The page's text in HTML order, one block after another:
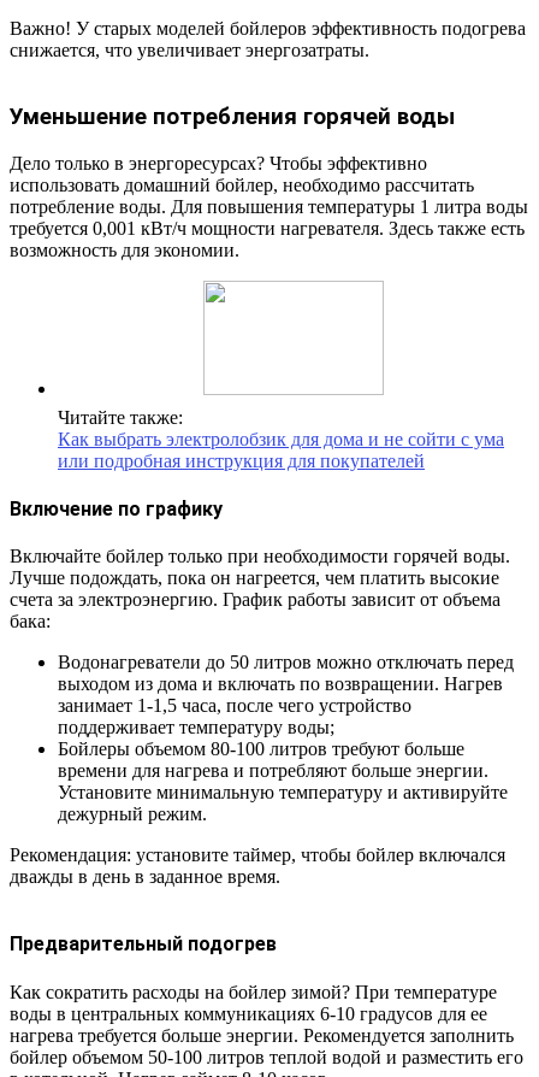
Важно! У старых моделей бойлеров эффективность подогрева
снижается, что увеличивает энергозатраты.
Уменьшение потребления горячей воды
Дело только в энергоресурсах? Чтобы эффективно
использовать домашний бойлер, необходимо рассчитать
потребление воды. Для повышения температуры 1 литра воды
требуется 0,001 кВт/ч мощности нагревателя. Здесь также есть
возможность для экономии.
Читайте также:
Как выбрать электролобзик для дома и не сойти с ума
или подробная инструкция для покупателей
Включение по графику
Включайте бойлер только при необходимости горячей воды.
Лучше подождать, пока он нагреется, чем платить высокие
счета за электроэнергию. График работы зависит от объема
бака:
Водонагреватели до 50 литров можно отключать перед
выходом из дома и включать по возвращении. Нагрев
занимает 1-1,5 часа, после чего устройство
поддерживает температуру воды;
Бойлеры объемом 80-100 литров требуют больше
времени для нагрева и потребляют больше энергии.
Установите минимальную температуру и активируйте
дежурный режим.
Рекомендация: установите таймер, чтобы бойлер включался
дважды в день в заданное время.
Предварительный подогрев
Как сократить расходы на бойлер зимой? При температуре
воды в центральных коммуникациях 6-10 градусов для ее
нагрева требуется больше энергии. Рекомендуется заполнить
бойлер объемом 50-100 литров теплой водой и разместить его